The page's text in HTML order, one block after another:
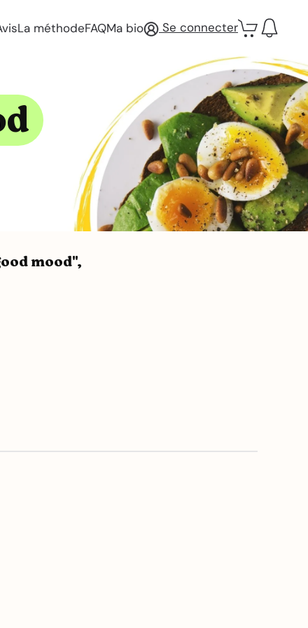
La méthodeFAQMa bio Se connecter
mood",